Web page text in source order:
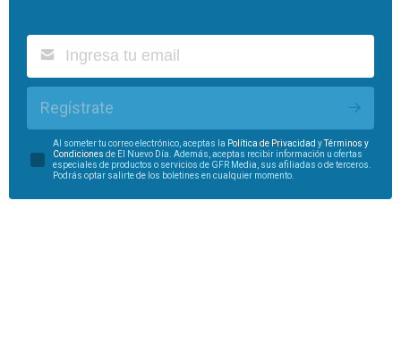
Regístrate
Al someter tu correo electrónico, aceptas la Política de Privacidad yTérminos y
Condiciones de El Nuevo Día. Además, aceptas recibir información u ofertas
especiales de productos o servicios de GFR Media, sus afiliadas o de terceros.
Podrás optar salirte de los boletines en cualquier momento.